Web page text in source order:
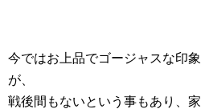
今ではお上品でゴージャスな印
が、
戦後間もないという事もあり、